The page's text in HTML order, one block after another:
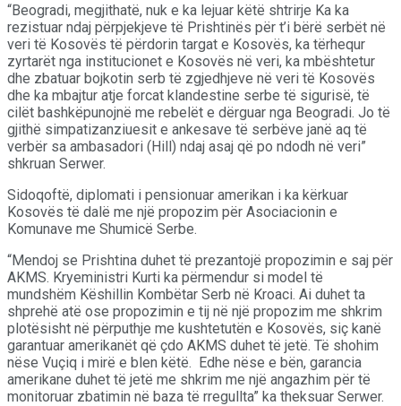
“Beogradi, megjithatë, nuk e ka lejuar këtë shtrirje Ka ka
rezistuar ndaj përpjekjeve të Prishtinës për t’i bërë serbët në
veri të Kosovës të përdorin targat e Kosovës, ka tërhequr
zyrtarët nga institucionet e Kosovës në veri, ka mbështetur
dhe zbatuar bojkotin serb të zgjedhjeve në veri të Kosovës
dhe ka mbajtur atje forcat klandestine serbe të sigurisë, të
cilët bashkëpunojnë me rebelët e dërguar nga Beogradi. Jo të
gjithë simpatizanziuesit e ankesave të serbëve janë aq të
verbër sa ambasadori (Hill) ndaj asaj që po ndodh në veri”
shkruan Serwer.
Sidoqoftë, diplomati i pensionuar amerikan i ka kërkuar
Kosovës të dalë me një propozim për Asociacionin e
Komunave me Shumicë Serbe.
“Mendoj se Prishtina duhet të prezantojë propozimin e saj për
AKMS. Kryeministri Kurti ka përmendur si model të
mundshëm Këshillin Kombëtar Serb në Kroaci. Ai duhet ta
shprehë atë ose propozimin e tij në një propozim me shkrim
plotësisht në përputhje me kushtetutën e Kosovës, siç kanë
garantuar amerikanët që çdo AKMS duhet të jetë. Të shohim
nëse Vuçiq i mirë e blen këtë. Edhe nëse e bën, garancia
amerikane duhet të jetë me shkrim me një angazhim për të
monitoruar zbatimin në baza të rregullta” ka theksuar Serwer.